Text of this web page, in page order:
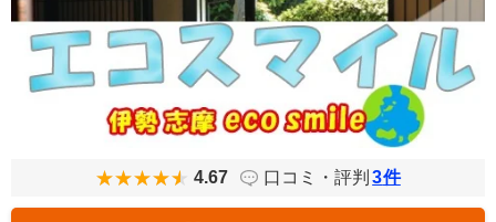
4.67 口コミ・評判 3件